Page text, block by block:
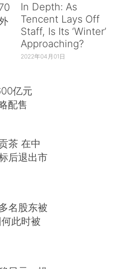
In Depth: As
Tencent Lays Off
Staff, Is Its ‘Winter’
Approaching?
2022年04月01日
亿元
配售
茶 在中
后退出市
名股东被
此时被